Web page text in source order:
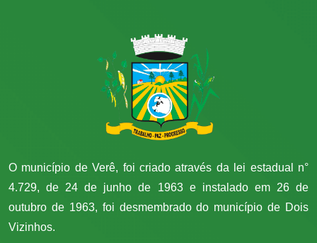
O município de Verê, foi criado através da lei estadual n°
4.729, de 24 de junho de 1963 e instalado em 26 de
outubro de 1963, foi desmembrado do município de Dois
Vizinhos.